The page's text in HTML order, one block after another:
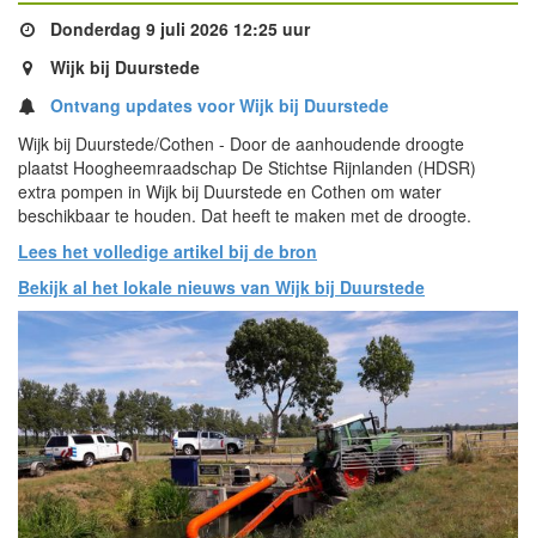
Donderdag 9 juli 2026 12:25 uur
Wijk bij Duurstede
Ontvang updates voor Wijk bij Duurstede
Wijk bij Duurstede/Cothen - Door de aanhoudende droogte
plaatst Hoogheemraadschap De Stichtse Rijnlanden (HDSR)
extra pompen in Wijk bij Duurstede en Cothen om water
beschikbaar te houden. Dat heeft te maken met de droogte.
Lees het volledige artikel bij de bron
Bekijk al het lokale nieuws van Wijk bij Duurstede